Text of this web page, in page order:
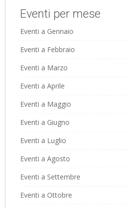
Eventi per mese
Eventi a Gennaio
Eventi a Febbraio
Eventi a Marzo
Eventi a Aprile
Eventi a Maggio
Eventi a Giugno
Eventi a Luglio
Eventi a Agosto
Eventi a Settembre
Eventi a Ottobre